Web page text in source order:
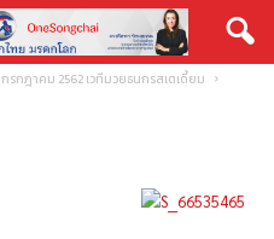
กฎาคม 2562 เวทีมวยธนกรสเตเดี้ยม